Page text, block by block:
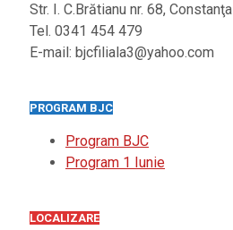
Str. I. C.Brătianu nr. 68, Constanţa
Tel. 0341 454 479
E-mail: bjcfiliala3@yahoo.com
PROGRAM BJC
Program BJC
Program 1 Iunie
LOCALIZARE